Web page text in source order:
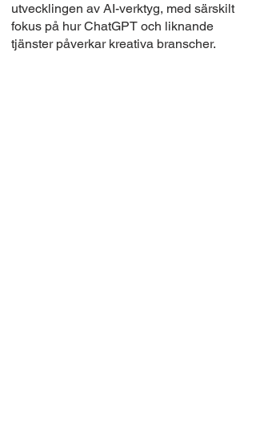
utvecklingen av AI-verktyg, med särskilt
fokus på hur ChatGPT och liknande
tjänster påverkar kreativa branscher.